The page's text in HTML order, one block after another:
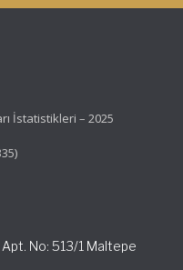
İstatistikleri – 2025
No: 513/1 Maltepe